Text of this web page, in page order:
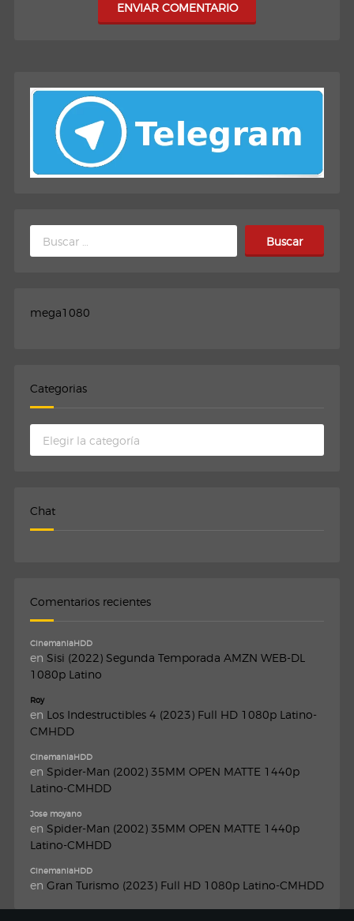
ENVIAR COMENTARIO
Buscar:
mega1080
Categorias
Categorias
Chat
Comentarios recientes
CinemaniaHDD
en Sisi (2022) Segunda Temporada AMZN WEB-DL
1080p Latino
Roy
en Los Indestructibles 4 (2023) Full HD 1080p Latino-
CMHDD
CinemaniaHDD
en Spider-Man (2002) 35MM OPEN MATTE 1440p
Latino-CMHDD
Jose moyano
en Spider-Man (2002) 35MM OPEN MATTE 1440p
Latino-CMHDD
CinemaniaHDD
en Gran Turismo (2023) Full HD 1080p Latino-CMHDD